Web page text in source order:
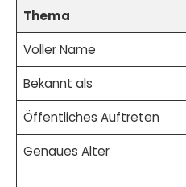
Thema
Voller Name
Bekannt als
Öffentliches Auftreten
Genaues Alter